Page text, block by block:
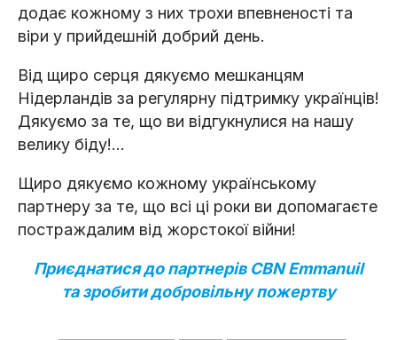
додає кожному з них трохи впевненості та
віри у прийдешній добрий день.
Від щиро серця дякуємо мешканцям
Нідерландів за регулярну підтримку українців!
Дякуємо за те, що ви відгукнулися на нашу
велику біду!...
Щиро дякуємо кожному українському
партнеру за те, що всі ці роки ви допомагаєте
постраждалим від жорстокої війни!
Приєднатися до партнерів CBN Emmanuil
та зробити добровільну пожертву